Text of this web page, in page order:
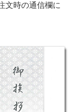
文時の通信欄に